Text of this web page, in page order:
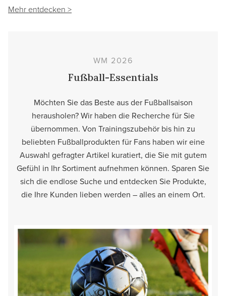
Mehr entdecken >
WM 2026
Fußball-Essentials
Möchten Sie das Beste aus der Fußballsaison
herausholen? Wir haben die Recherche für Sie
übernommen. Von Trainingszubehör bis hin zu
beliebten Fußballprodukten für Fans haben wir eine
Auswahl gefragter Artikel kuratiert, die Sie mit gutem
Gefühl in Ihr Sortiment aufnehmen können. Sparen Sie
sich die endlose Suche und entdecken Sie Produkte,
die Ihre Kunden lieben werden – alles an einem Ort.